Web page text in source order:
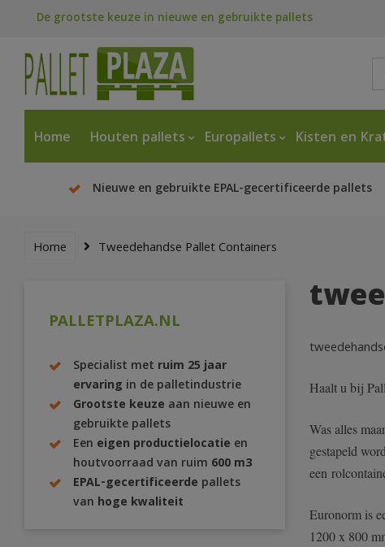
De grootste keuze in nieuwe en gebruikte pallets
Home Houten pallets Europallets Kisten en
Nieuwe en gebruikte EPAL-gecertificeerde pallets
Home Tweedehandse Pallet Containers
PALLETPLAZA.NL
Specialist met ruim 25 jaar
ervaring in de palletindustrie
Grootste keuze aan nieuwe en
gebruikte pallets
Een eigen productielocatie en
houtvoorraad van ruim 600 m3
EPAL-gecertificeerde pallets
van hoge kwaliteit
Haalt u bij
Was alles
gestapeld
een
Euronorm is
1200 x 800